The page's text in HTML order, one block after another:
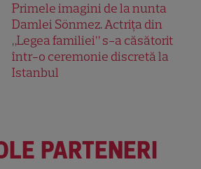
Primele imagini de la nunta
Damlei Sönmez. Actrița din
„Legea familiei” s-a căsătorit
într-o ceremonie discretă la
Istanbul
PARTENERI